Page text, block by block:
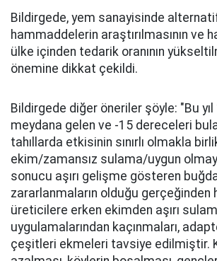
Bildirgede, yem sanayisinde
hammaddelerin araştırılmasının ve
ülke içinden tedarik oranının
önemine dikkat çekildi.
Bildirgede diğer öneriler şöyle: "Bu
meydana gelen ve -15 dereceleri
tahıllarda etkisinin sınırlı olmakla
ekim/zamansız sulama/uygun
sonucu aşırı gelişme gösteren
zararlanmaların olduğu gerçeğinden
üreticilere erken ekimden aşırı
uygulamalarından kaçınmaları,
çeşitleri ekmeleri tavsiye edilmiştir.